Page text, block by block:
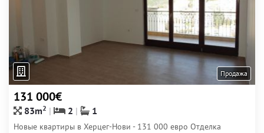
Продажа
131 000€
83m2 2 1
Новые квартиры в Херцег-Нови - 131 000 евро Отделка